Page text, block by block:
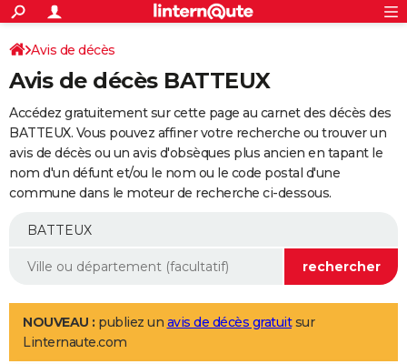
ACTUALITÉS
Politique
Société
Faits Divers
Education
Monde
Villes
+
SPORT
Coupe du monde 2026
Football
Tennis
Cyclisme
Rugby
Forum
Programme TV
TNT
Streaming
Cinéma
Sorties cinéma
Musique
+
FINANCE
Retraite
Epargne
Immobilier
Risques naturels par ville
Banque
Assurance
AUTO
Essais
Réserver un essai
Citadines
Berlines
SUV
Forum auto
+
Mobiles
Meilleur smartphone
Internet
Ordinateurs
Jeux vidéo
Guide high-tech
Aménagement intérieur
LIFESTYLE
Art de vivre
Bien-être
Loisirs
Mode
Modes de vie
Avis de décès
Avis de décès BATTEUX
Accédez gratuitement sur cette page au carnet des décès des
BATTEUX. Vous pouvez affiner votre recherche ou trouver un
avis de décès ou un avis d'obsèques plus ancien en tapant le
nom d'un défunt et/ou le nom ou le code postal d'une
commune dans le moteur de recherche ci-dessous.
NOUVEAU : publiez un avis de décès gratuitsur
Linternaute.com